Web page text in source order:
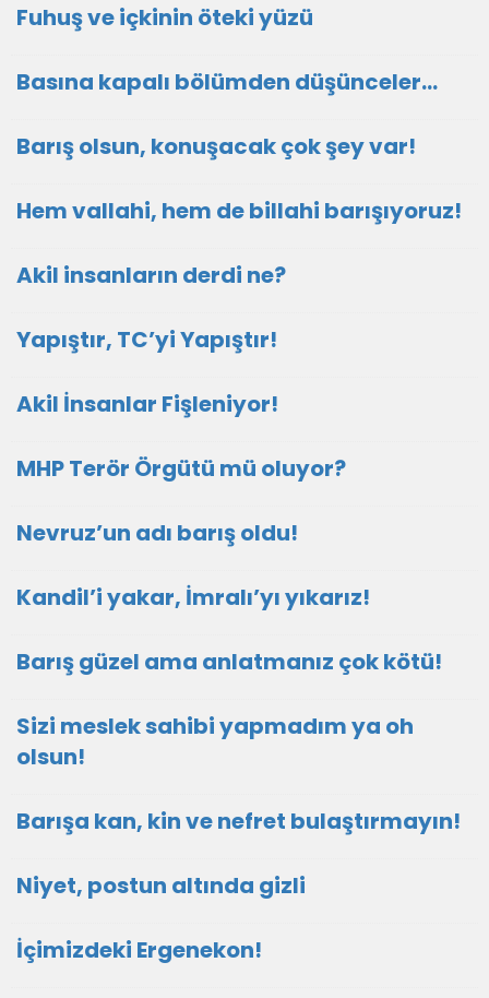
Fuhuş ve içkinin öteki yüzü
Basına kapalı bölümden düşünceler…
Barış olsun, konuşacak çok şey var!
Hem vallahi, hem de billahi barışıyoruz!
Akil insanların derdi ne?
Yapıştır, TC’yi Yapıştır!
Akil İnsanlar Fişleniyor!
MHP Terör Örgütü mü oluyor?
Nevruz’un adı barış oldu!
Kandil’i yakar, İmralı’yı yıkarız!
Barış güzel ama anlatmanız çok kötü!
Sizi meslek sahibi yapmadım ya oh
olsun!
Barışa kan, kin ve nefret bulaştırmayın!
Niyet, postun altında gizli
İçimizdeki Ergenekon!